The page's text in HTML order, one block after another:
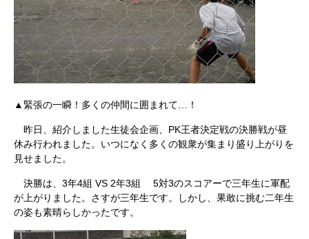
▲緊張の一瞬！多くの仲間に囲まれて…！
昨日、紹介しました生徒会企画、PK王者決定戦の決勝戦が昼
休み行われました。いつになく多くの観衆が集まり盛り上がりを
見せました。
決勝は、3年4組 VS 2年3組 5対3のスコアーで三年生に軍配
が上がりました。さすが三年生です。しかし、果敢に挑む二年生
の姿も素晴らしかったです。